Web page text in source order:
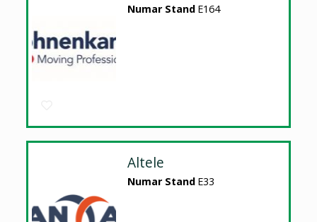
Numar Stand E164
Altele
Numar Stand E33